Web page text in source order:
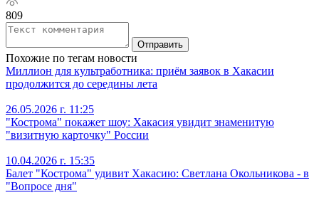
809
Отправить
Похожие по тегам новости
Миллион для культработника: приём заявок в Хакасии
продолжится до середины лета
26.05.2026 г. 11:25
"Кострома" покажет шоу: Хакасия увидит знаменитую
"визитную карточку" России
10.04.2026 г. 15:35
Балет "Кострома" удивит Хакасию: Светлана Окольникова - в
"Вопросе дня"